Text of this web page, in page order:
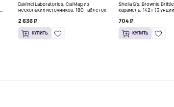
DaVinci Laboratories, Cal Mag из
нескольких источников, 180 таблеток
2 636 ₽
КУПИТЬ
Sheila G's, Brownie
карамель, 142 г (5
704 ₽
КУПИТЬ